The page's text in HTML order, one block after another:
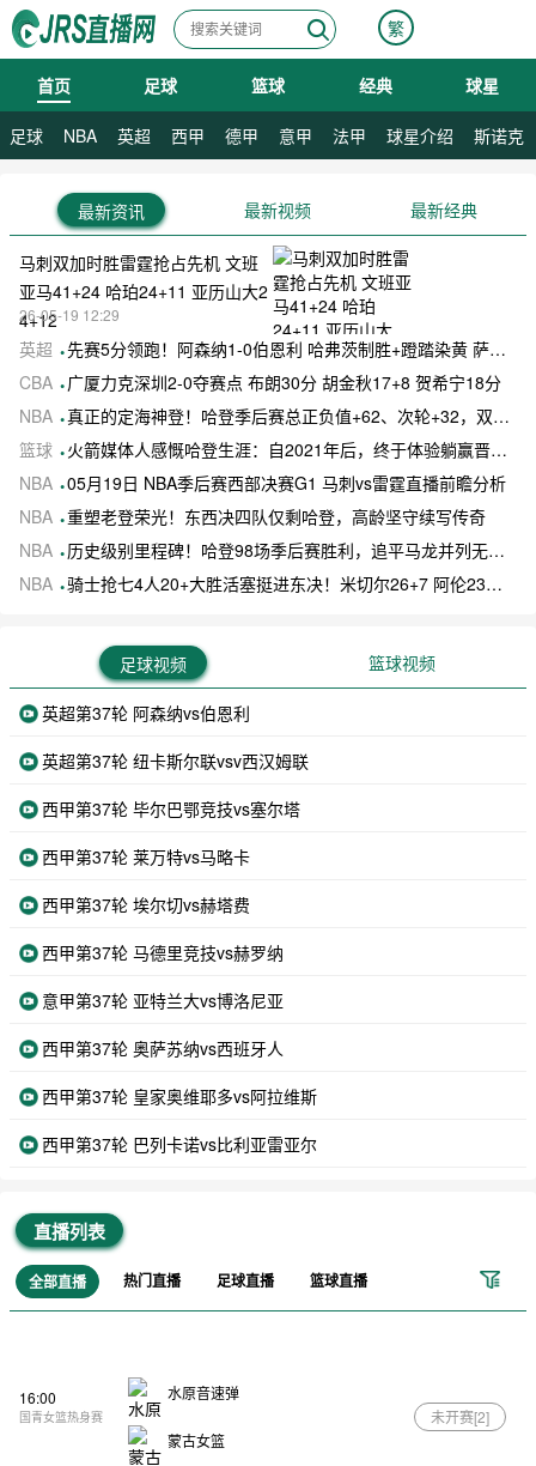
繁
首页 足球 篮球 经典 球星
足球 NBA 英超 西甲 德甲 意甲 法甲 球星介绍 斯诺克
最新资讯 最新视频 最新经典
马刺双加时胜雷霆抢占先机 文班
亚马41+24 哈珀24+11 亚历山大2
4+12
26-05-19 12:29
英超
先赛5分领跑！阿森纳1-0伯恩利 哈弗茨制胜+蹬踏染黄 萨卡献助攻
CBA
广厦力克深圳2-0夺赛点 布朗30分 胡金秋17+8 贺希宁18分
NBA 真正的定海神登！哈登季后赛总正负值+62、次轮+32，双数据领跑骑士全队
篮球
火箭媒体人感慨哈登生涯：自2021年后，终于体验躺赢晋级滋味
NBA 05月19日 NBA季后赛西部决赛G1 马刺vs雷霆直播前瞻分析
NBA 重塑老登荣光！东西决四队仅剩哈登，高龄坚守续写传奇
NBA
历史级别里程碑！哈登98场季后赛胜利，追平马龙并列无冠球员历史第一
NBA 骑士抢七4人20+大胜活塞挺进东决！米切尔26+7 阿伦23分 梅里尔23分 詹金斯17分
足球视频 篮球视频
英超第37轮 阿森纳vs伯恩利
英超第37轮 纽卡斯尔联vsv西汉姆联
西甲第37轮 毕尔巴鄂竞技vs塞尔塔
西甲第37轮 莱万特vs马略卡
西甲第37轮 埃尔切vs赫塔费
西甲第37轮 马德里竞技vs赫罗纳
意甲第37轮 亚特兰大vs博洛尼亚
西甲第37轮 奥萨苏纳vs西班牙人
西甲第37轮 皇家奥维耶多vs阿拉维斯
西甲第37轮 巴列卡诺vs比利亚雷亚尔
直播列表
全部直播 热门直播 足球直播 篮球直播
08月10日 星期一
16:00
国青女篮热身赛
水原音速弹
蒙古女篮
未开赛[2]